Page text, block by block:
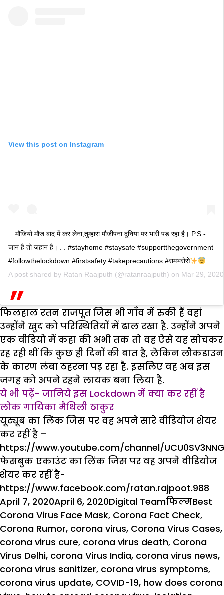
View this post on Instagram
मौजियो मौज बाद में कर लेना,तुम्हारा मौजीपना दुनिया पर भारी पड़ रहा है। P.S.-
जान है तो जहान है। . . #stayhome #staysafe #supportthegovernment
#followthelockdown #firstsafety #takeprecautions #रामभरोसे
A post shared by Ratan Raajputh (@ratanraajputh) on Mar 29,
फिलहाल रतन राजपूत जिस भी गाँव में रुकी हैं वहां
उन्होंने खुद को परिस्थितियों में ढाल रखा है. उन्होंने अपने
एक वीडियो में कहा की अभी तक तो वह ऐसे यह सोचकर
रह रही थीं कि कुछ ही दिनों की बात है, लेकिन लौकडाउन
के कारण लंबा ठहरना पड़ रहा है. इसलिए वह अब इस
जगह को अपने रहने लायक बना लिया है.
ये भी पढ़ें- जानिये इस Lockdown में क्या कर रहीं है
लोक गायिका मैथिली ठाकुर
यूट्यूब का लिंक जिस पर वह अपने सारे वीडियोज शेयर
कर रहीं है –
https://www.youtube.com/channel/
फेसबुक एकाउंट का लिंक जिस पर वह अपने वीडियोज
शेयर कर रहीं है-
https://www.facebook.com/ratan.rajpoot.988
Posted
on
April 7, 2020April 6, 2020Author
Digital TeamCategories
फिल्मTags
Best
Corona Virus Face Mask, Corona Fact Check,
Corona Rumor, corona virus, Corona Virus Cases,
corona virus cure, corona virus death, Corona
Virus Delhi, corona Virus India, corona virus news,
corona virus sanitizer, corona virus symptoms,
corona virus update, COVID-19, how does corona